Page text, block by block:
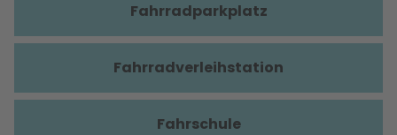
Fahrradparkplatz
Fahrradverleihstation
Fahrschule